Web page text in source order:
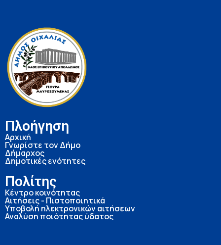
Πλοήγηση
Αρχική
Γνωρίστε τον Δήμο
Δήμαρχος
Δημοτικές ενότητες
Πολίτης
Κέντρο κοινότητας
Αιτήσεις - Πιστοποιητικά
Υποβολή ηλεκτρονικών αιτήσεων
Αναλύση ποιότητας ύδατος